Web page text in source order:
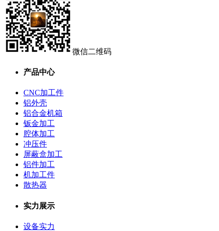
微信二维码
产品中心
CNC加工件
铝外壳
铝合金机箱
钣金加工
腔体加工
冲压件
屏蔽盒加工
铝件加工
机加工件
散热器
实力展示
设备实力